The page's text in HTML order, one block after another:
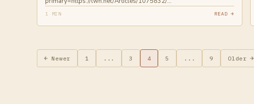
primary=https://human-in-the-loop.bearblog.dev/llms-are-
1 MIN READ →
文
← Newer 1 ... 3 4 5 ... 9 Older →